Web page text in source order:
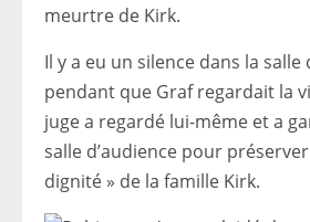
meurtre de Kirk.
Il y a eu un silence dans la salle
pendant que Graf regardait la
juge a regardé lui-même et a
salle d’audience pour
dignité » de la famille Kirk.